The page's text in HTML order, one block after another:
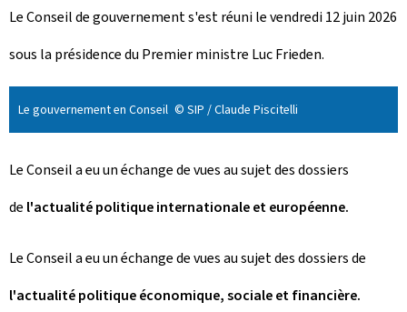
é
e
e
Le Conseil de gouvernement s'est réuni le vendredi 12 juin 2026
sous la présidence du Premier ministre Luc Frieden.
Le gouvernement en Conseil © SIP / Claude Piscitelli
Le Conseil a eu un échange de vues au sujet des dossiers
de l'actualité politique internationale et européenne.
Le Conseil a eu un échange de vues au sujet des dossiers de
l'actualité politique économique, sociale et financière.